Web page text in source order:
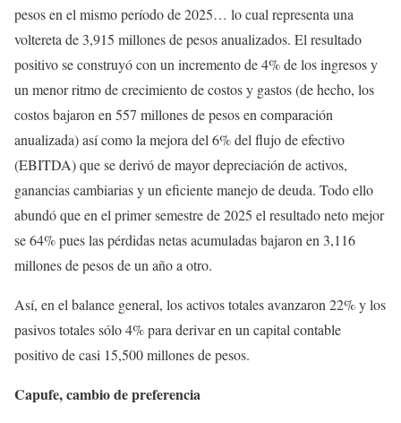
pesos en el mismo período de 2025… lo cual representa una
voltereta de 3,915 millones de pesos anualizados. El resultado
positivo se construyó con un incremento de 4% de los ingresos y
un menor ritmo de crecimiento de costos y gastos (de hecho, los
costos bajaron en 557 millones de pesos en comparación
anualizada) así como la mejora del 6% del flujo de efectivo
(EBITDA) que se derivó de mayor depreciación de activos,
ganancias cambiarias y un eficiente manejo de deuda. Todo ello
abundó que en el primer semestre de 2025 el resultado neto mejor
se 64% pues las pérdidas netas acumuladas bajaron en 3,116
millones de pesos de un año a otro.
Así, en el balance general, los activos totales avanzaron 22% y los
pasivos totales sólo 4% para derivar en un capital contable
positivo de casi 15,500 millones de pesos.
Capufe, cambio de preferencia